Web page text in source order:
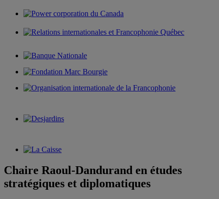
Chaire Raoul-Dandurand en études
stratégiques et diplomatiques